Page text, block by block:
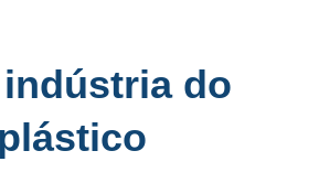
indústria do
plástico